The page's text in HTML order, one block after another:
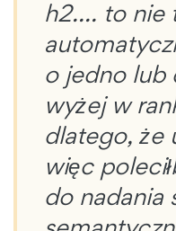
h2…. to nie
o jedno lub
wyżej w
dlatego, że
więc
do nadania